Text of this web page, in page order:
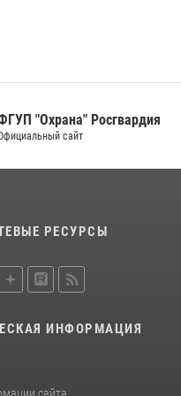
Росгвардии по Красноярскому
"Охрана" Росгвардия
сайт
РЕСУРСЫ
ИНФОРМАЦИЯ